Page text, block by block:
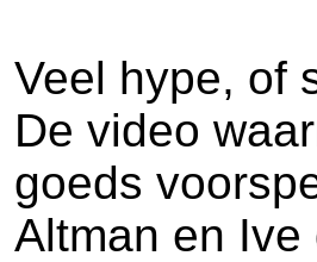
Veel hype, of
De video
goeds
Altman en